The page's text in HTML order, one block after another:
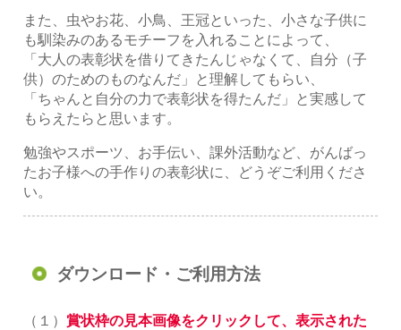
また、虫やお花、小鳥、王冠といった、小さな子供に
も馴染みのあるモチーフを入れることによって、
「大人の表彰状を借りてきたんじゃなくて、自分（子
供）のためのものなんだ」と理解してもらい、
「ちゃんと自分の力で表彰状を得たんだ」と実感して
もらえたらと思います。
勉強やスポーツ、お手伝い、課外活動など、がんばっ
たお子様への手作りの表彰状に、どうぞご利用くださ
い。
ダウンロード・ご利用方法
（１） 賞状枠の見本画像をクリックして、表示された